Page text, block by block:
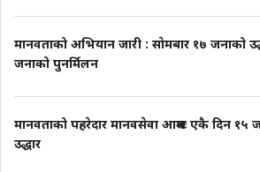
मानवताको अभियान जारी : साेमबार १७ जनाको
जनाको पुनर्मिलन
मानवताको पहरेदार मानवसेवा आश्रमः एकै दिन १५
उद्धार